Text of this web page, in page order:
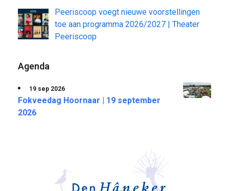
Peeriscoop voegt nieuwe voorstellingen
toe aan programma 2026/2027 | Theater
Peeriscoop
Agenda
19 sep 2026
Fokveedag Hoornaar | 19 september
2026